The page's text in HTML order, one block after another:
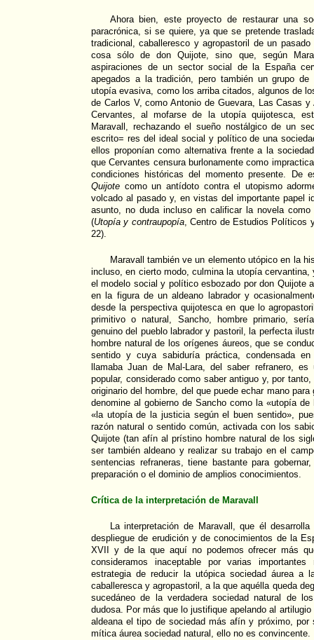
Ahora bien, este proyecto de restaurar una
paracrónica, si se quiere, ya que se pretende
tradicional, caballeresco y agropastoril de un
cosa sólo de don Quijote, sino que, según
aspiraciones de un sector social de la España
apegados a la tradición, pero también un grupo de
utopía evasiva, como los arriba citados, algunos de
de Carlos V, como Antonio de Guevara, Las Casas
Cervantes, al mofarse de la utopía quijotesca,
Maravall, rechazando el sueño nostálgico de un
escrito= res del ideal social y político de una
ellos proponían como alternativa frente a la
que Cervantes censura burlonamente como
condiciones históricas del momento presente. De
Quijote como un antídoto contra el utopismo
volcado al pasado y, en vistas del importante papel
asunto, no duda incluso en calificar la novela como
(Utopía y contraupopía, Centro de Estudios Políticos
22).
Maravall también ve un elemento utópico en la
incluso, en cierto modo, culmina la utopía cervantina,
el modelo social y político esbozado por don Quijote
en la figura de un aldeano labrador y
desde la perspectiva quijotesca en que lo
primitivo o natural, Sancho, hombre primario,
genuino del pueblo labrador y pastoril, la perfecta
hombre natural de los orígenes áureos, que se
sentido y cuya sabiduría práctica, condensada
llamaba Juan de Mal-Lara, del saber refranero,
popular, considerado como saber antiguo y, por
originario del hombre, del que puede echar mano
denomine al gobierno de Sancho como la «utopía
«la utopía de la justicia según el buen sentido»,
razón natural o sentido común, activada con los
Quijote (tan afín al prístino hombre natural de los
ser también aldeano y realizar su trabajo en el
sentencias refraneras, tiene bastante para
preparación o el dominio de amplios conocimientos.
Crítica de la interpretación de Maravall
La interpretación de Maravall, que él
despliegue de erudición y de conocimientos de la
XVII y de la que aquí no podemos ofrecer más
consideramos inaceptable por varias
estrategia de reducir la utópica sociedad áurea a
caballeresca y agropastoril, a la que aquélla queda
sucedáneo de la verdadera sociedad natural de
dudosa. Por más que lo justifique apelando al
aldeana el tipo de sociedad más afín y próximo,
mítica áurea sociedad natural, ello no es convincente.